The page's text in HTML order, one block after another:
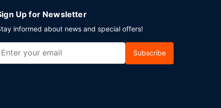
Up for Newsletter
informed about news and special offers!
Subscribe